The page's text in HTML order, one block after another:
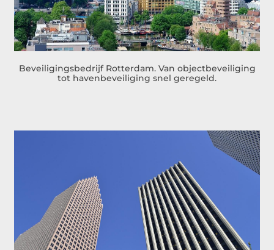
Beveiligingsbedrijf Rotterdam. Van objectbeveiliging
tot havenbeveiliging snel geregeld.